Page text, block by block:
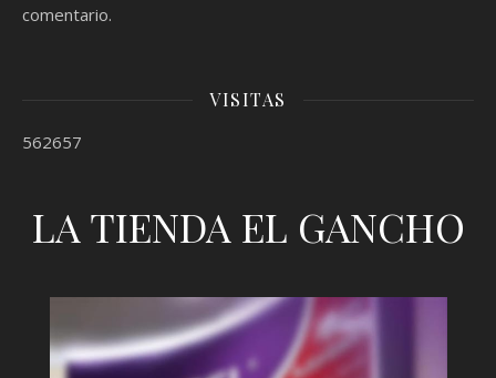
comentario.
VISITAS
562657
LA TIENDA EL GANCHO